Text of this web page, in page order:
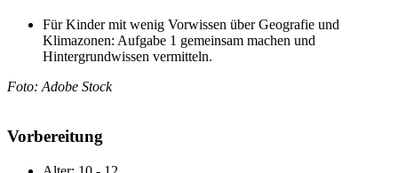
Für Kinder mit wenig Vorwissen über Geografie und
Klimazonen: Aufgabe 1 gemeinsam machen und
Hintergrundwissen vermitteln.
Foto: Adobe Stock
Vorbereitung